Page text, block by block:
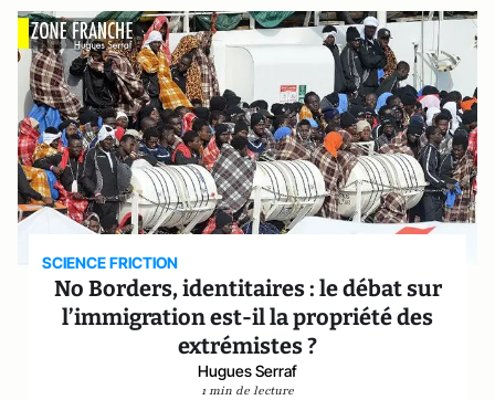
SCIENCE FRICTION
No Borders, identitaires : le débat sur
l’immigration est-il la propriété des
extrémistes ?
Hugues Serraf
1 min de lecture